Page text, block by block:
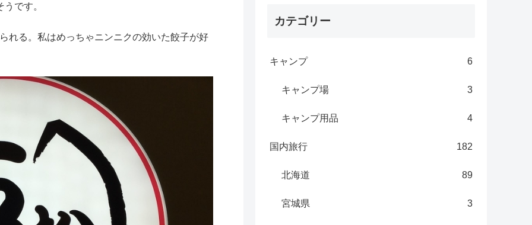
です。
れる。私はめっちゃニンニクの効いた餃子が好
カテゴリー
キャンプ 6
キャンプ場 3
キャンプ用品 4
国内旅行 182
北海道 89
宮城県 3